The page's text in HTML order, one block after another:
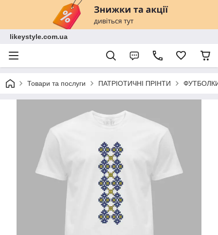
likeystyle.com.ua
Товари та послуги ПАТРІОТИЧНІ ПРІНТИ